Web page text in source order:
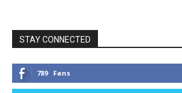
STAY CONNECTED
789 Fans